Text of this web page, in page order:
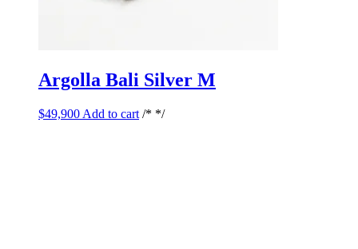
Argolla Bali Silver M
$49,900 Add to cart /* */